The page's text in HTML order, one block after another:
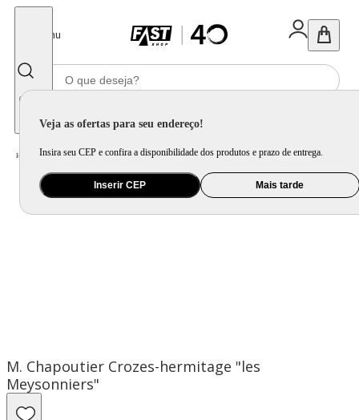
Menu
Veja as ofertas para seu endereço!
Insira seu CEP e confira a disponibilidade dos produtos e prazo de entrega.
Inserir CEP Mais tarde
Home Mercado / Bebida Vinho
M. Chapoutier Crozes-hermitage "les
Meysonniers"